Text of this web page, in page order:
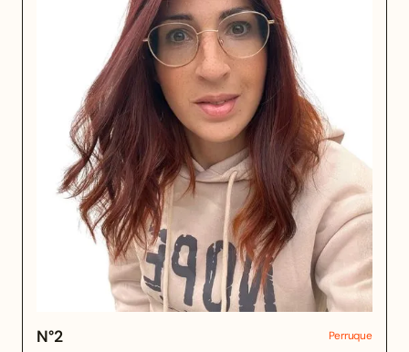
N°2 Perruque